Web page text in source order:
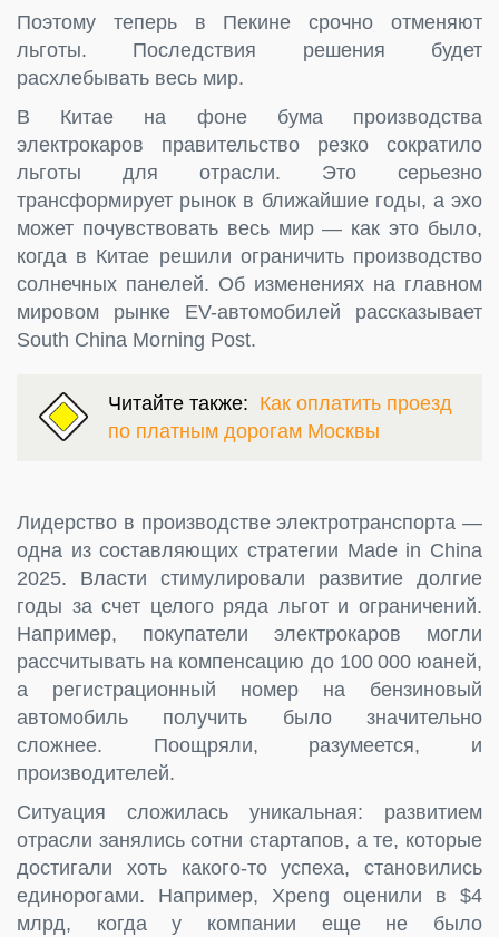
Поэтому теперь в Пекине срочно отменяют
льготы. Последствия решения будет
расхлебывать весь мир.
В Китае на фоне бума производства
электрокаров правительство резко сократило
льготы для отрасли. Это серьезно
трансформирует рынок в ближайшие годы, а эхо
может почувствовать весь мир — как это было,
когда в Китае решили ограничить производство
солнечных панелей. Об изменениях на главном
мировом рынке EV-автомобилей рассказывает
South China Morning Post.
Читайте также: Как оплатить проезд
по платным дорогам Москвы
Лидерство в производстве электротранспорта —
одна из составляющих стратегии Made in China
2025. Власти стимулировали развитие долгие
годы за счет целого ряда льгот и ограничений.
Например, покупатели электрокаров могли
рассчитывать на компенсацию до 100 000 юаней,
а регистрационный номер на бензиновый
автомобиль получить было значительно
сложнее. Поощряли, разумеется, и
производителей.
Ситуация сложилась уникальная: развитием
отрасли занялись сотни стартапов, а те, которые
достигали хоть какого-то успеха, становились
единорогами. Например, Xpeng оценили в $4
млрд, когда у компании еще не было